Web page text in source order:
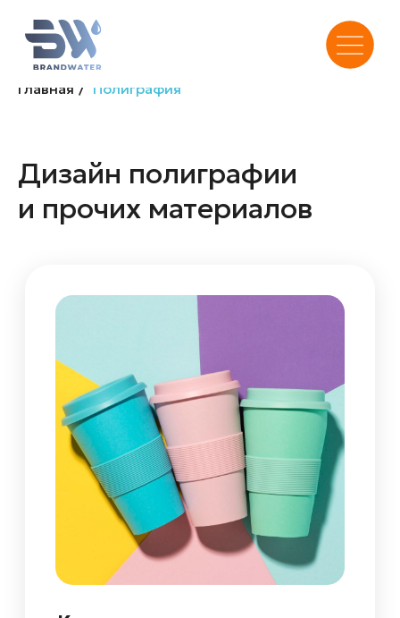
Главная / Полиграфия
Дизайн полиграфии
и прочих материалов
Дизайн и производство качественных
изделий для ваших гостей и клиентов
Узнать подробнее
Кружки, стаканы и другая
сопутствующая продукция